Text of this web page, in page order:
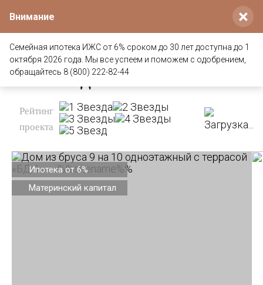
Внимание ×
Семейная ипотека ИЖС от 6% сроком до 30 лет доступна до 1
октября 2026 года. Мы все успеем и поможем с одобрением,
обращайтесь 8 (800) 222-82-44
Проект дома из клееного бруса
9 на 10 «БД-1»
Рейтинг
проекта
Загрузка...
Ипотека от 6%
Материнский капитал